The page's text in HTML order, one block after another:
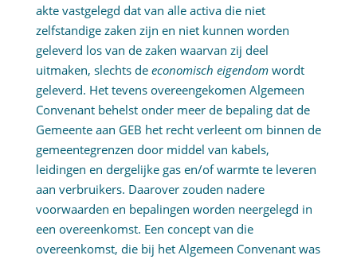
akte vastgelegd dat van alle activa die niet
zelfstandige zaken zijn en niet kunnen worden
geleverd los van de zaken waarvan zij deel
uitmaken, slechts de economisch eigendomwordt
geleverd. Het tevens overeengekomen Algemeen
Convenant behelst onder meer de bepaling dat de
Gemeente aan GEB het recht verleent om binnen de
gemeentegrenzen door middel van kabels,
leidingen en dergelijke gas en/of warmte te leveren
aan verbruikers. Daarover zouden nadere
voorwaarden en bepalingen worden neergelegd in
een overeenkomst. Een concept van die
overeenkomst, die bij het Algemeen Convenant was